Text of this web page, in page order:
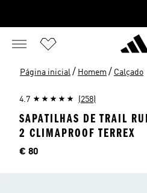
Página inicial / Homem / Calçado
4.7 (258)
SAPATILHAS DE TRAIL
2 CLIMAPROOF TERREX
Preço
€ 80